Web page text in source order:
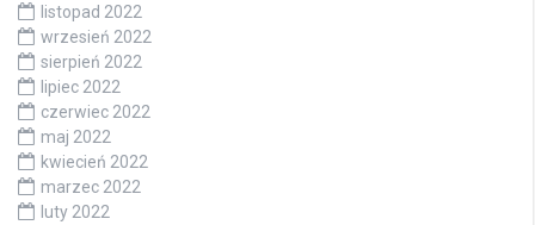
listopad 2022
wrzesień 2022
sierpień 2022
lipiec 2022
czerwiec 2022
maj 2022
kwiecień 2022
marzec 2022
luty 2022